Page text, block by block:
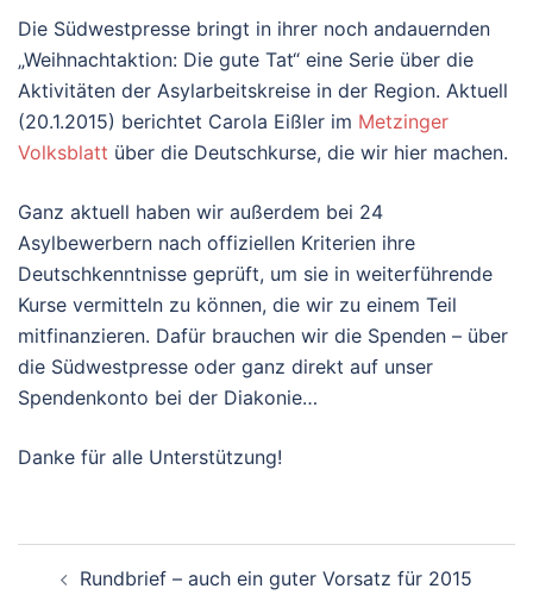
Die Südwestpresse bringt in ihrer noch andauernden
„Weihnachtaktion: Die gute Tat“ eine Serie über die
Aktivitäten der Asylarbeitskreise in der Region. Aktuell
(20.1.2015) berichtet Carola Eißler im Metzinger
Volksblatt über die Deutschkurse, die wir hier machen.
Ganz aktuell haben wir außerdem bei 24
Asylbewerbern nach offiziellen Kriterien ihre
Deutschkenntnisse geprüft, um sie in weiterführende
Kurse vermitteln zu können, die wir zu einem Teil
mitfinanzieren. Dafür brauchen wir die Spenden – über
die Südwestpresse oder ganz direkt auf unser
Spendenkonto bei der Diakonie…
Danke für alle Unterstützung!
Rundbrief – auch ein guter Vorsatz für 2015